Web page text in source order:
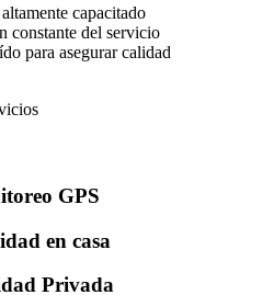
capacitado
constante del servicio
para asegurar calidad
GPS
en casa
Privada